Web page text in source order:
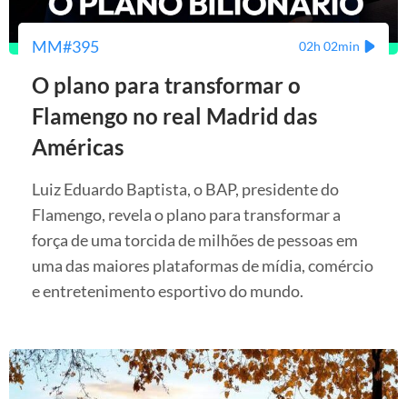
MM#395 02h 02min
O plano para transformar o
Flamengo no real Madrid das
Américas
Luiz Eduardo Baptista, o BAP, presidente do
Flamengo, revela o plano para transformar a
força de uma torcida de milhões de pessoas em
uma das maiores plataformas de mídia, comércio
e entretenimento esportivo do mundo.